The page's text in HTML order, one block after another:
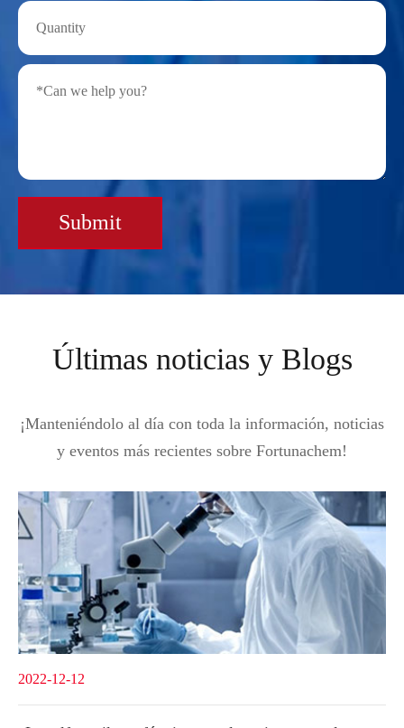
Submit
Últimas noticias y Blogs
¡Manteniéndolo al día con toda la información, noticias
y eventos más recientes sobre Fortunachem!
2022-12-12